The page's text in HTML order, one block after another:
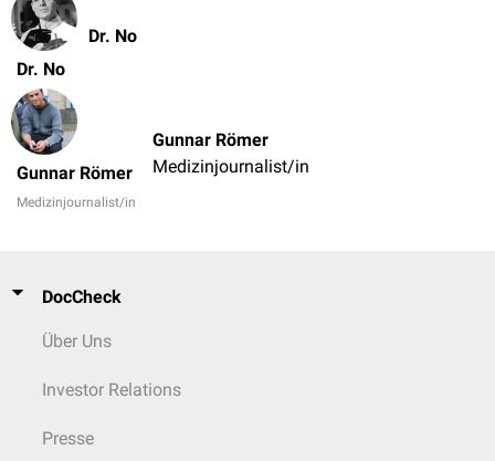
Dr. No
Dr. No
Gunnar Römer
Medizinjournalist/in
Gunnar Römer
Medizinjournalist/in
DocCheck
Über Uns
Investor Relations
Presse